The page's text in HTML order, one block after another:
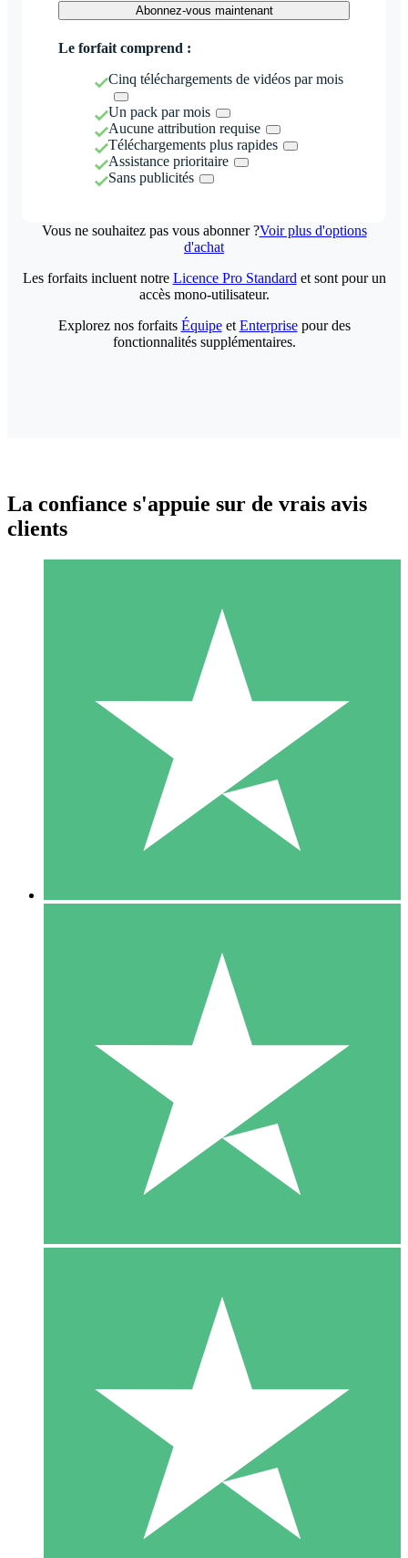
Abonnez-vous maintenant
Le forfait comprend :
Cinq téléchargements de vidéos par mois
Un pack par mois
Aucune attribution requise
Téléchargements plus rapides
Assistance prioritaire
Sans publicités
Vous ne souhaitez pas vous abonner ?Voir plus d'options
d'achat
Packs de Crédits Individuels
Payez à l'utilisation avec des crédits de téléchargement. Sans
1 Téléchargement
10 00
10 Téléchargements
20 00
Les forfaits incluent notre Licence Pro Standard et sont pour un
accès mono-utilisateur.
Explorez nos forfaits Équipeet Enterprisepour des
fonctionnalités supplémentaires.
La confiance s'appuie sur de vrais avis
clients